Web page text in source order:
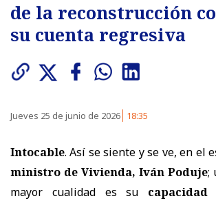
de la reconstrucción
su cuenta regresiva
Jueves 25 de junio de 2026 18:35
Intocable. Así se siente y se ve, en el
ministro de Vivienda, Iván Poduje;
mayor cualidad es su